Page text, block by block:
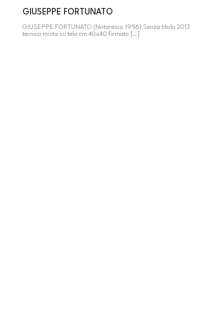
GIUSEPPE FORTUNATO
GIUSEPPE FORTUNATO (Notaresco 1956) Senza titolo 2013
tecnica mista su tela cm 40x40 firmato [..]